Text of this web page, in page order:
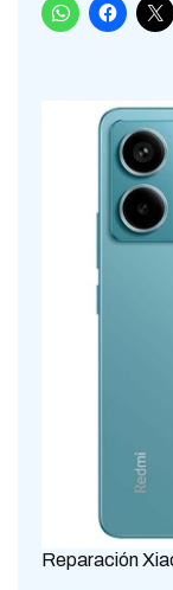
Reparación